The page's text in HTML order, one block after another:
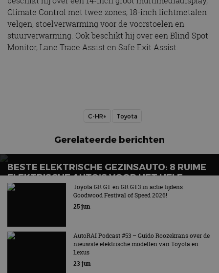
Climate Control met twee zones, 18-inch lichtmetalen
velgen, stoelverwarming voor de voorstoelen en
stuurverwarming. Ook beschikt hij over een Blind Spot
Monitor, Lane Trace Assist en Safe Exit Assist.
C-HR+ Toyota
Gerelateerde berichten
BESTE ELEKTRISCHE GEZINSAUTO: 8 RUIME
ELEKTRISCHE AUTO’S VOOR HET HELE
GEZIN
Wat is de beste elektrische gezinsauto voor grote
Toyota GR GT en GR GT3 in actie tijdens
Goodwood Festival of Speed 2026!
25 jun
AutoRAI Podcast #53 – Guido Roozekrans over de
nieuwste elektrische modellen van Toyota en
Lexus
23 jun